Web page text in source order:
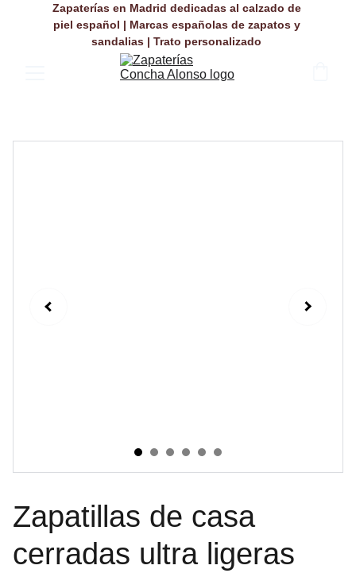
Zapaterías en Madrid dedicadas al calzado de
piel español | Marcas españolas de zapatos y
sandalias | Trato personalizado
Zapatillas de casa
cerradas ultra ligeras